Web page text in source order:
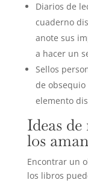
Diarios de
cuaderno
anote sus
a hacer un
Sellos
de
elemento
Ideas
los
Encontrar un
los libros